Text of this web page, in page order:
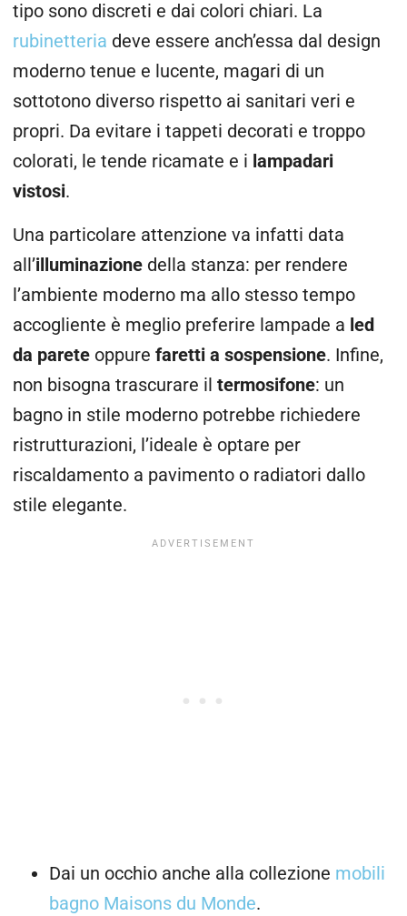
tipo sono discreti e dai colori chiari. La
rubinetteria deve essere anch’essa dal design
moderno tenue e lucente, magari di un
sottotono diverso rispetto ai sanitari veri e
propri. Da evitare i tappeti decorati e troppo
colorati, le tende ricamate e i lampadari
vistosi.
Una particolare attenzione va infatti data
all’illuminazione della stanza: per rendere
l’ambiente moderno ma allo stesso tempo
accogliente è meglio preferire lampade a led
da parete oppure faretti a sospensione. Infine,
non bisogna trascurare il termosifone: un
bagno in stile moderno potrebbe richiedere
ristrutturazioni, l’ideale è optare per
riscaldamento a pavimento o radiatori dallo
stile elegante.
Dai un occhio anche alla collezione mobili
bagno Maisons du Monde.